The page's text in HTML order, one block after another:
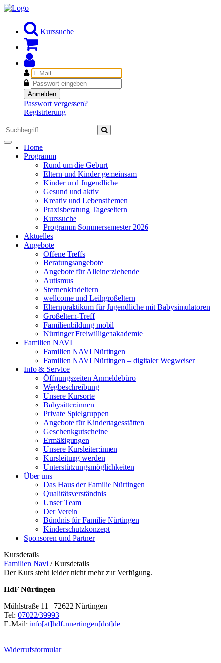
Kurssuche
E-
Mail
Passwort
Anmelden
Passwort vergessen?
Registrierung
Toggle
navigation
Home
Programm
Rund um die Geburt
Eltern und Kinder gemeinsam
Kinder und Jugendliche
Gesund und aktiv
Kreativ und Lebensthemen
Praxisberatung Tageseltern
Kurssuche
Programm Sommersemester 2026
Aktuelles
Angebote
Offene Treffs
Beratungsangebote
Angebote für Alleinerziehende
Autismus
Sternenkindeltern
wellcome und Leihgroßeltern
Elternpraktikum für Jugendliche mit Babysimulatoren
Großeltern-Treff
Familienbildung mobil
Nürtinger Freiwilligenakademie
Familien NAVI
Familien NAVI Nürtingen
Familien NAVI Nürtingen – digitaler Wegweiser
Info & Service
Öffnungszeiten Anmeldebüro
Wegbeschreibung
Unsere Kursorte
Babysitter:innen
Private Spielgruppen
Angebote für Kindertagesstätten
Geschenkgutscheine
Ermäßigungen
Unsere Kursleiter:innen
Kursleitung werden
Unterstützungsmöglichkeiten
Über uns
Das Haus der Familie Nürtingen
Qualitätsverständnis
Unser Team
Der Verein
Bündnis für Familie Nürtingen
Kinderschutzkonzept
Sponsoren und Partner
Kursdetails
Familien Navi /Kursdetails
Der Kurs steht leider nicht mehr zur Verfügung.
HdF Nürtingen
Mühlstraße 11 | 72622 Nürtingen
Tel: 07022/39993
E-Mail: info[at]hdf-nuertingen[dot]de
Widerrufsformular